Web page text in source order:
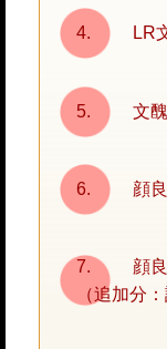
LR
文
顔
顔
（追加分